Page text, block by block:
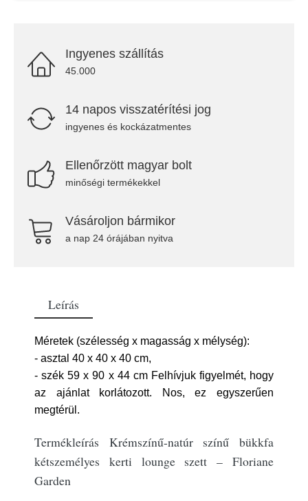
Ingyenes szállítás
45.000
14 napos visszatérítési jog
ingyenes és kockázatmentes
Ellenőrzött magyar bolt
minőségi termékekkel
Vásároljon bármikor
a nap 24 órájában nyitva
Leírás
Méretek (szélesség x magasság x mélység):
- asztal 40 x 40 x 40 cm,
- szék 59 x 90 x 44 cm Felhívjuk figyelmét, hogy
az ajánlat korlátozott. Nos, ez egyszerűen
megtérül.
Termékleírás Krémszínű-natúr színű bükkfa
kétszemélyes kerti lounge szett – Floriane
Garden